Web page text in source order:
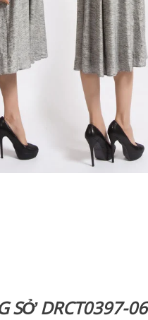
SỞ DRCT0397-06